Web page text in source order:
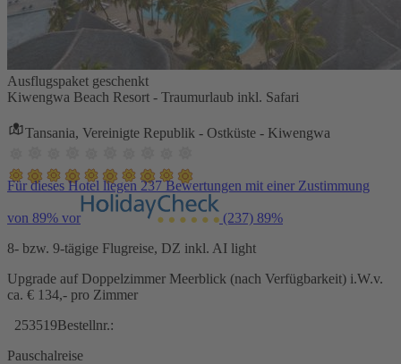
Ausflugspaket geschenkt
Kiwengwa Beach Resort - Traumurlaub inkl. Safari
Tansania, Vereinigte Republik - Ostküste - Kiwengwa
Für dieses Hotel liegen 237 Bewertungen mit einer Zustimmung
von 89% vor (237) 89%
8- bzw. 9-tägige Flugreise, DZ inkl. AI light
Upgrade auf Doppelzimmer Meerblick (nach Verfügbarkeit) i.W.v.
ca. € 134,- pro Zimmer
253519Bestellnr.:
Pauschalreise